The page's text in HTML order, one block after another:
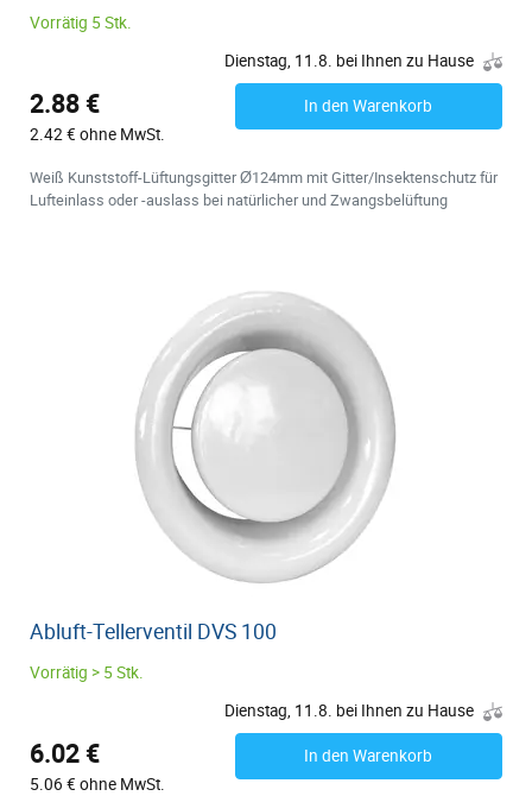
Vorrätig 5 Stk.
Dienstag, 11.8. bei Ihnen zu Hause
2.88 €
2.42 € ohne MwSt.
In den Warenkorb
Weiß Kunststoff-Lüftungsgitter Ø124mm mit Gitter/Insektenschutz für
Lufteinlass oder -auslass bei natürlicher und Zwangsbelüftung
Abluft-Tellerventil DVS 100
Vorrätig > 5 Stk.
Dienstag, 11.8. bei Ihnen zu Hause
6.02 €
5.06 € ohne MwSt.
In den Warenkorb